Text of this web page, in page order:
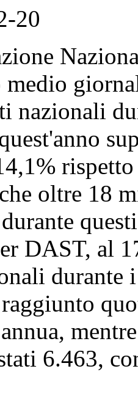
20
nazionali
oltre 18
durante
DAST, al
durante
6.463,